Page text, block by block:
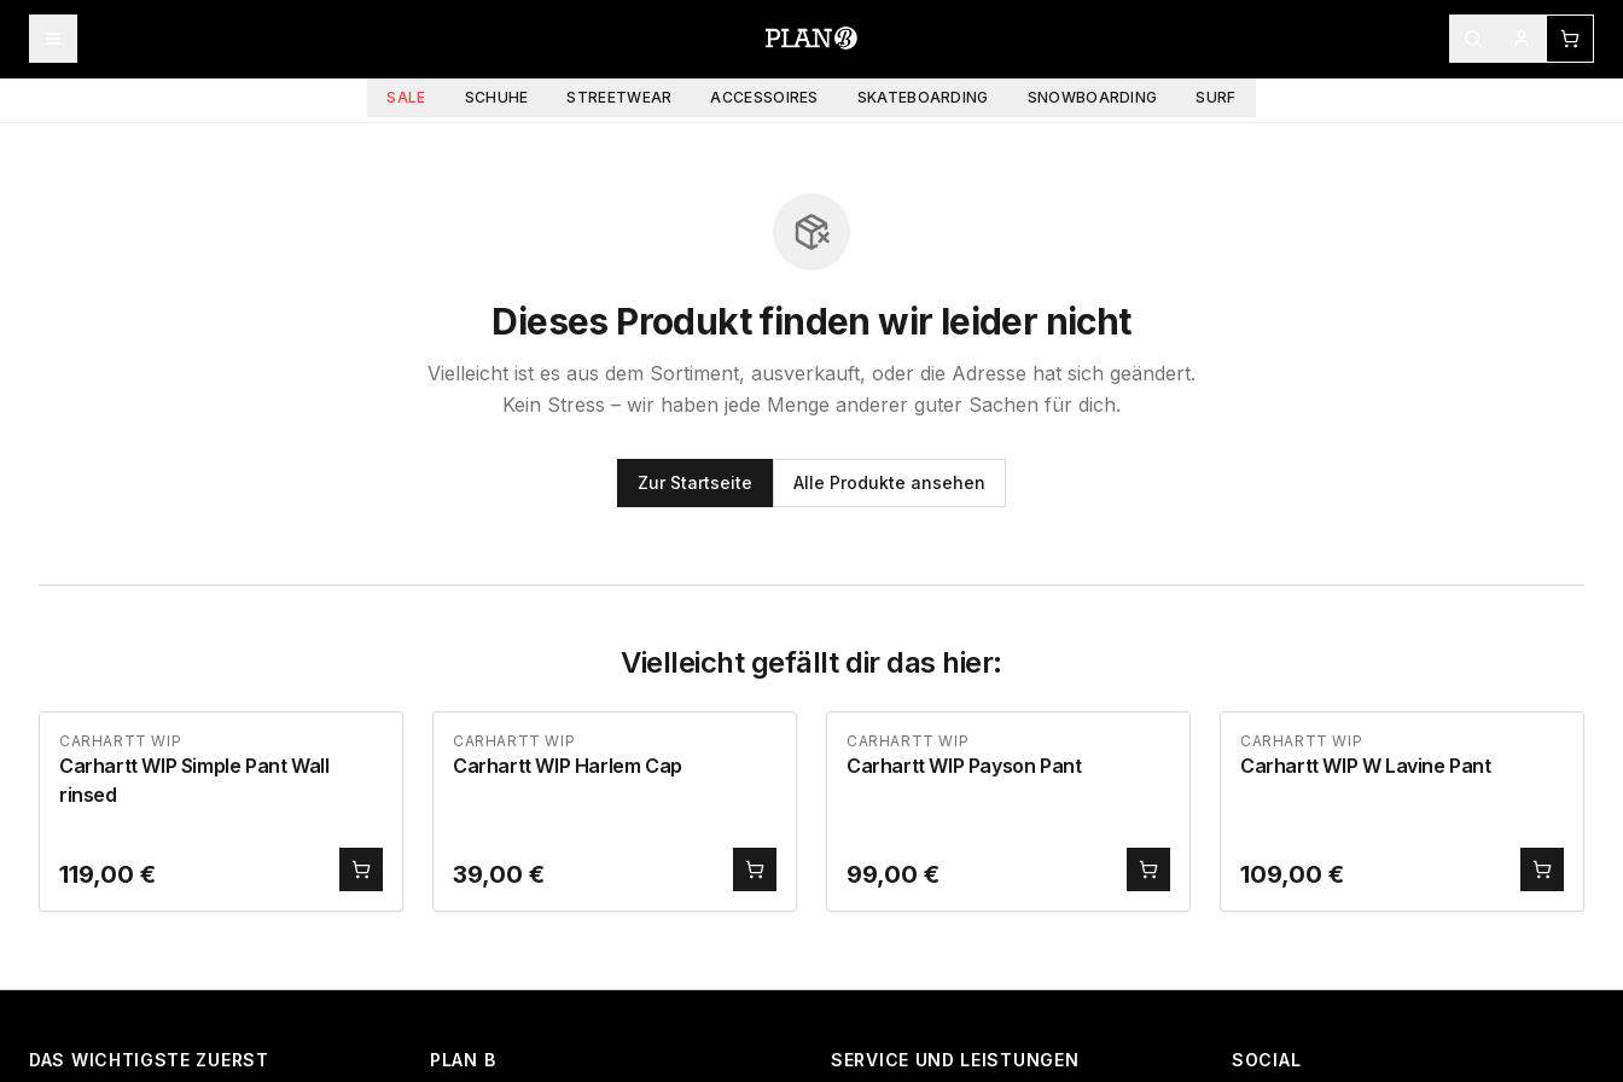
SALE SCHUHE STREETWEAR ACCESSOIRES SKATEBOARDING SNOWBOARDING SURF
Dieses Produkt finden wir leider nicht
Vielleicht ist es aus dem Sortiment, ausverkauft, oder die Adresse hat sich geändert.
Kein Stress – wir haben jede Menge anderer guter Sachen für dich.
Zur Startseite Alle Produkte ansehen
Vielleicht gefällt dir das hier:
CARHARTT WIP
Carhartt WIP Simple Pant Wall
rinsed
119,00 €
CARHARTT WIP
Carhartt WIP Harlem Cap
39,00 €
CARHARTT WIP
Carhartt WIP Payson Pant
99,00 €
CARHARTT WIP
Carhartt WIP W Lavine Pant
109,00 €
DAS WICHTIGSTE ZUERST PLAN B SERVICE UND LEISTUNGEN SOCIAL